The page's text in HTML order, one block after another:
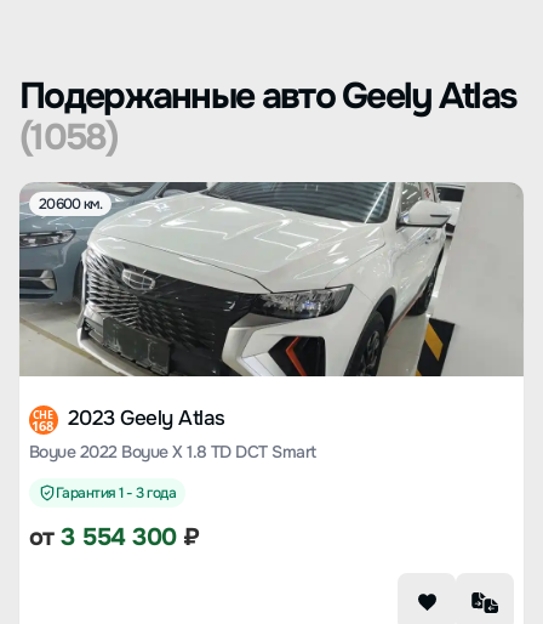
Подержанные авто Geely Atlas
(1058)
20600 км.
CHE
168 2023 Geely Atlas
Boyue 2022 Boyue X 1.8 TD DCT Smart
Гарантия 1 - 3 года
от3 554 300₽